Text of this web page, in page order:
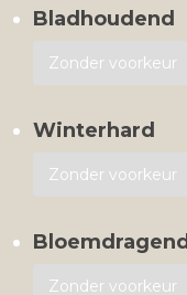
Bladhoudend
Winterhard
Bloemdragend